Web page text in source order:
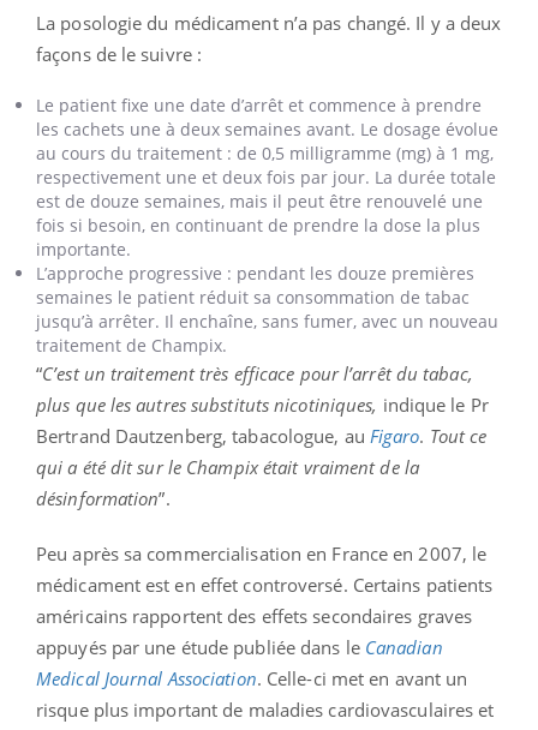
La posologie du médicament n’a pas changé. Il y a deux
façons de le suivre :
Le patient fixe une date d’arrêt et commence à prendre
les cachets une à deux semaines avant. Le dosage évolue
au cours du traitement : de 0,5 milligramme (mg) à 1 mg,
respectivement une et deux fois par jour. La durée totale
est de douze semaines, mais il peut être renouvelé une
fois si besoin, en continuant de prendre la dose la plus
importante.
L’approche progressive : pendant les douze premières
semaines le patient réduit sa consommation de tabac
jusqu’à arrêter. Il enchaîne, sans fumer, avec un nouveau
traitement de Champix.
“C’est un traitement très efficace pour l’arrêt du tabac,
plus que les autres substituts nicotiniques, indique le Pr
Bertrand Dautzenberg, tabacologue, au Figaro. Tout ce
qui a été dit sur le Champix était vraiment de la
désinformation”.
Peu après sa commercialisation en France en 2007, le
médicament est en effet controversé. Certains patients
américains rapportent des effets secondaires graves
appuyés par une étude publiée dans le Canadian
Medical Journal Association. Celle-ci met en avant un
risque plus important de maladies cardiovasculaires et